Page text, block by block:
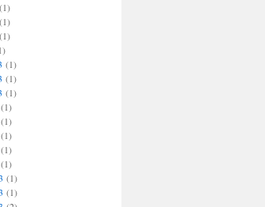
(1)
(1)
(1)
(1)
(1)
(1)
(1)
(1)
(1)
(1)
(1)
(1)
(1)